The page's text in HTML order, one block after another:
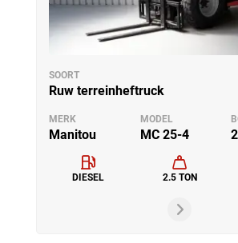
SOORT
Ruw terreinheftruck
MERK
Manitou
MODEL
MC 25-4
DIESEL 2.5 TON